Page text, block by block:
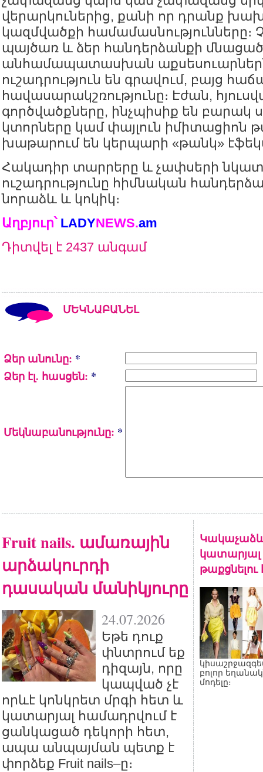
վերարկուներից, քանի որ դրանք
կազմվածքի
պայծառ և ձեր հանդերձանքի
անհամապատասխան
ուշադրություն են գրավում, բայց
հավասարակշռությունը։ Էժան,
գործվածքները, ինչպիսիք են բարակ
կտորները կամ փայլուն իմիտացիոն
խաթարում են կերպարի «թանկ»
Հակադիր տարրերը և չափսերի
ուշադրությունը հիմնական
նորաձև և կոկիկ։
Աղբյուր՝ LADYNEWS.am
Դիտվել է 2437 անգամ
ՄԵԿՆԱԲԱՆԵԼ
Ձեր անունը: *
Ձեր էլ. հասցեն: *
Մեկնաբանությունը: *
Fruit nails. ամառային
արձակուրդի
դասական մանիկյուրը
24.07.2026
Եթե դուք
փնտրում եք
դիզայն, որը
կապված չէ
որևէ կոնկրետ մրգի հետ և
կատարյալ համադրվում է
ցանկացած դեկորի հետ,
ապա անպայման պետք է
փորձեք Fruit nails–ը։
կատարյալ
բոլոր
մոդելը։